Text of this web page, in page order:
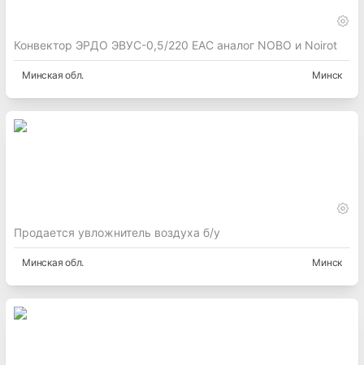
Конвектор ЭРДО ЭВУС-0,5/220 EAC аналог NOBO и Noirot
Минская обл. Минск
Продается увложнитель воздуха б/у
Минская обл. Минск